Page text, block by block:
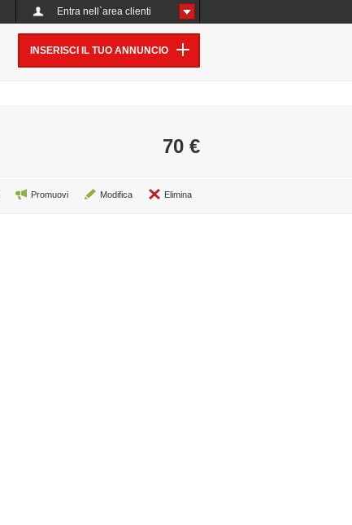
Entra nell`area clienti
INSERISCI IL TUO ANNUNCIO
70 €
Elimina
Modifica
Promuovi